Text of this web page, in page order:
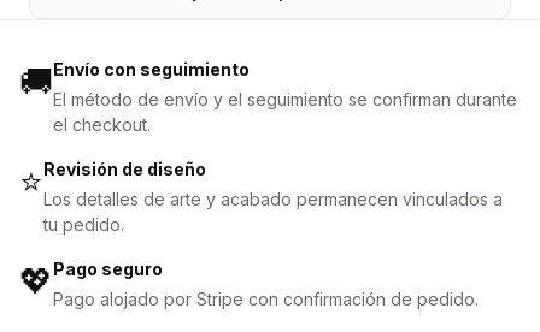
🚚Envío con seguimiento
El método de envío y el seguimiento se confirman durante
el checkout.
⭐Revisión de diseño
Los detalles de arte y acabado permanecen vinculados a
tu pedido.
💖 Pago seguro
Pago alojado por Stripe con confirmación de pedido.